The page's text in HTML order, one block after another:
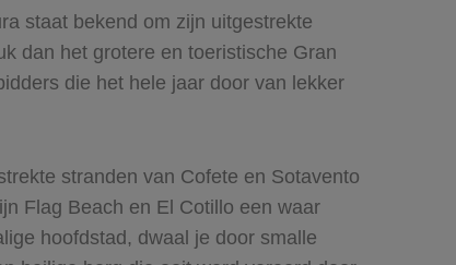
staat bekend om zijn uitgestrekte
dan het grotere en toeristische Gran
die het hele jaar door van lekker
stranden van Cofete en Sotavento
Flag Beach en El Cotillo een waar
hoofdstad, dwaal je door smalle